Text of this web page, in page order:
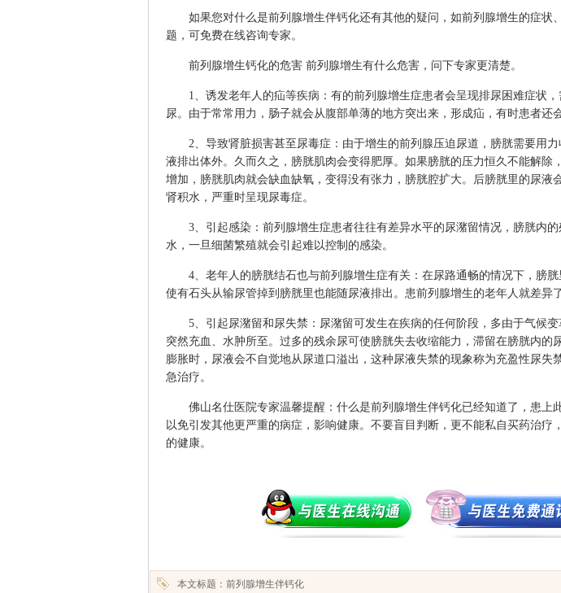
如果您对什么是前列腺增生伴钙化还有其他的疑问，如前列腺增生的症状
题，可免费在线咨询专家。
前列腺增生钙化的危害 前列腺增生有什么危害，问下专家更清楚。
1、诱发老年人的疝等疾病：有的前列腺增生症患者会呈现排尿困难症状，
尿。由于常常用力，肠子就会从腹部单薄的地方突出来，形成疝，有时患者还
2、导致肾脏损害甚至尿毒症：由于增生的前列腺压迫尿道，膀胱需要用力
液排出体外。久而久之，膀胱肌肉会变得肥厚。如果膀胱的压力恒久不能解除
增加，膀胱肌肉就会缺血缺氧，变得没有张力，膀胱腔扩大。后膀胱里的尿液
肾积水，严重时呈现尿毒症。
3、引起感染：前列腺增生症患者往往有差异水平的尿潴留情况，膀胱内的
水，一旦细菌繁殖就会引起难以控制的感染。
4、老年人的膀胱结石也与前列腺增生症有关：在尿路通畅的情况下，膀胱
使有石头从输尿管掉到膀胱里也能随尿液排出。患前列腺增生的老年人就差异了
5、引起尿潴留和尿失禁：尿潴留可发生在疾病的任何阶段，多由于气候变
突然充血、水肿所至。过多的残余尿可使膀胱失去收缩能力，滞留在膀胱内的
膨胀时，尿液会不自觉地从尿道口溢出，这种尿液失禁的现象称为充盈性尿失
急治疗。
佛山名仕医院专家温馨提醒：什么是前列腺增生伴钙化已经知道了，患上
以免引发其他更严重的病症，影响健康。不要盲目判断，更不能私自买药治疗
的健康。
本文标题：前列腺增生伴钙化